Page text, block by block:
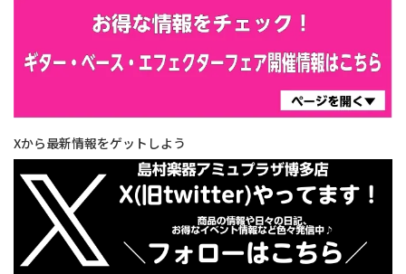
Xから最新情報をゲットしよう